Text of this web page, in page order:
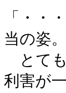
「・・
当の姿。
とても
利害が